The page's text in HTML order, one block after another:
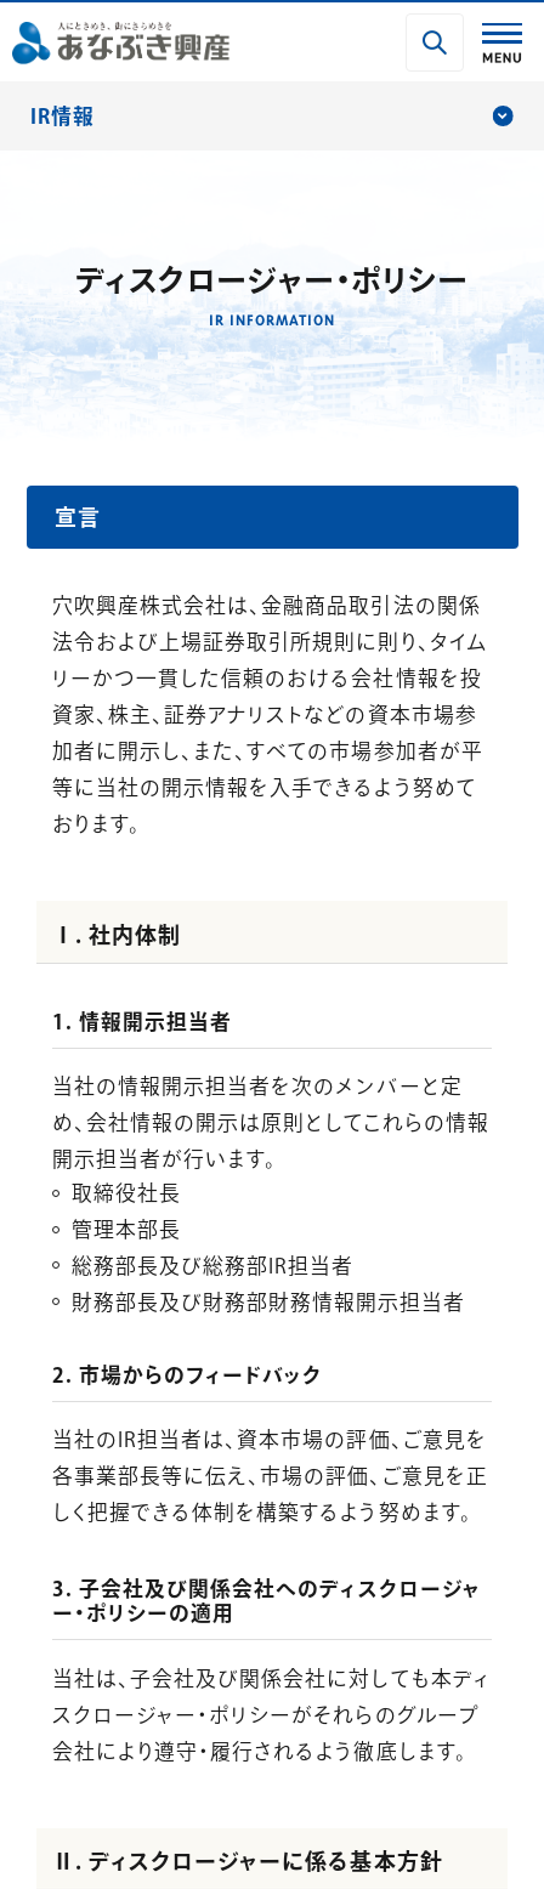
IR情報
（Yahoo!ファイナンス）
ディスクロージャー・ポリシー
IR INFORMATION
宣言
穴吹興産株式会社は、金融商品取引法の関係
法令および上場証券取引所規則に則り、タイム
リーかつ一貫した信頼のおける会社情報を投
資家、株主、証券アナリストなどの資本市場参
加者に開示し、また、すべての市場参加者が平
等に当社の開示情報を入手できるよう努めて
おります。
Ⅰ. 社内体制
1. 情報開示担当者
当社の情報開示担当者を次のメンバーと定
め、会社情報の開示は原則としてこれらの情報
開示担当者が行います。
取締役社長
管理本部長
総務部長及び総務部IR担当者
財務部長及び財務部財務情報開示担当者
2. 市場からのフィードバック
当社のIR担当者は、資本市場の評価、ご意見を
各事業部長等に伝え、市場の評価、ご意見を正
しく把握できる体制を構築するよう努めます。
3. 子会社及び関係会社へのディスクロージャ
ー・ポリシーの適用
当社は、子会社及び関係会社に対しても本ディ
スクロージャー・ポリシーがそれらのグループ
会社により遵守・履行されるよう徹底します。
Ⅱ. ディスクロージャーに係る基本方針